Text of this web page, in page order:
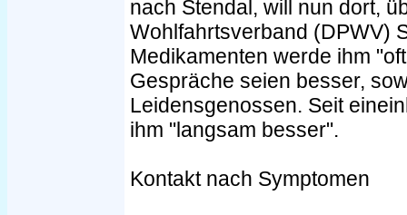
nach Stendal, will nun dort,
Wohlfahrtsverband (DPWV)
Medikamenten werde ihm
Gespräche seien besser,
Leidensgenossen. Seit
ihm "langsam besser".
Kontakt nach Symptomen